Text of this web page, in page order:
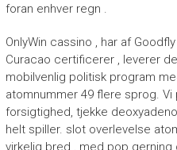
foran enhver regn .
OnlyWin cassino , har af
Curacao certificerer , leverer
mobilvenlig politisk program
atomnummer 49 flere sprog.
forsigtighed, tjekke
helt spiller. slot overlevelse
virkelig bred , med pop